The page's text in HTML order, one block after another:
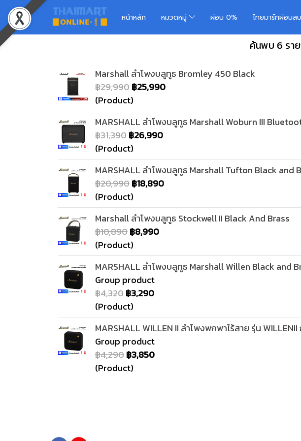
หน้าหลัก หมวดหมู่ ผ่อน 0% ไทยมาร์ทผ่อนส
ค้นพบ 6 รา
Marshall ลำโพงบลูทูธ Bromley 450 Black
฿29,990฿25,990
(Product)
MARSHALL ลำโพงบลูทูธ Marshall Woburn III
฿31,390฿26,990
(Product)
MARSHALL ลำโพงบลูทูธ Marshall Tufton Black and
฿20,990฿18,890
(Product)
Marshall ลำโพงบลูทูธ Stockwell II Black And Brass
฿10,890฿8,990
(Product)
MARSHALL ลำโพงบลูทูธ Marshall Willen Black and
Group product
฿4,320฿3,290
(Product)
MARSHALL WILLEN II ลำโพงพกพาไร้สาย รุ่น
Group product
฿4,290฿3,850
(Product)